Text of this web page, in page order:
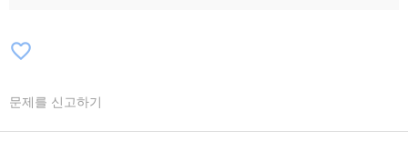
favorite_border
문제를 신고하기